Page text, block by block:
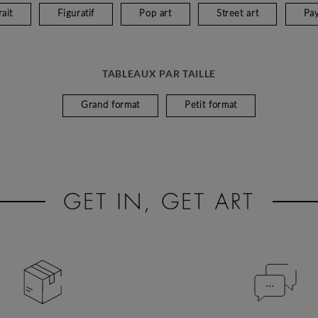
Figuratif Pop art Street art
TABLEAUX PAR TAILLE
Grand format Petit format